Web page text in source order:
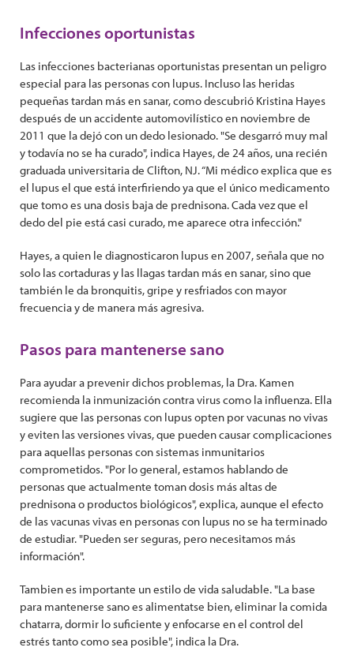
Infecciones oportunistas
Las infecciones bacterianas oportunistas presentan un peligro
especial para las personas con lupus. Incluso las heridas
pequeñas tardan más en sanar, como descubrió Kristina Hayes
después de un accidente automovilístico en noviembre de
2011 que la dejó con un dedo lesionado. "Se desgarró muy mal
y todavía no se ha curado", indica Hayes, de 24 años, una recién
graduada universitaria de Clifton, NJ. “Mi médico explica que es
el lupus el que está interfiriendo ya que el único medicamento
que tomo es una dosis baja de prednisona. Cada vez que el
dedo del pie está casi curado, me aparece otra infección."
Hayes, a quien le diagnosticaron lupus en 2007, señala que no
solo las cortaduras y las llagas tardan más en sanar, sino que
también le da bronquitis, gripe y resfriados con mayor
frecuencia y de manera más agresiva.
Pasos para mantenerse sano
Para ayudar a prevenir dichos problemas, la Dra. Kamen
recomienda la inmunización contra virus como la influenza. Ella
sugiere que las personas con lupus opten por vacunas no vivas
y eviten las versiones vivas, que pueden causar complicaciones
para aquellas personas con sistemas inmunitarios
comprometidos. "Por lo general, estamos hablando de
personas que actualmente toman dosis más altas de
prednisona o productos biológicos", explica, aunque el efecto
de las vacunas vivas en personas con lupus no se ha terminado
de estudiar. "Pueden ser seguras, pero necesitamos más
información".
Tambien es importante un estilo de vida saludable. "La base
para mantenerse sano es alimentatse bien, eliminar la comida
chatarra, dormir lo suficiente y enfocarse en el control del
estrés tanto como sea posible", indica la Dra.